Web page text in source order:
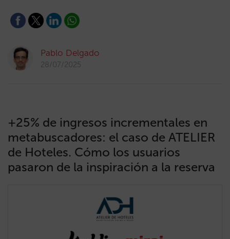
Pablo Delgado
28/07/2025
+25% de ingresos incrementales en
metabuscadores: el caso de ATELIER
de Hoteles. Cómo los usuarios
pasaron de la inspiración a la reserva